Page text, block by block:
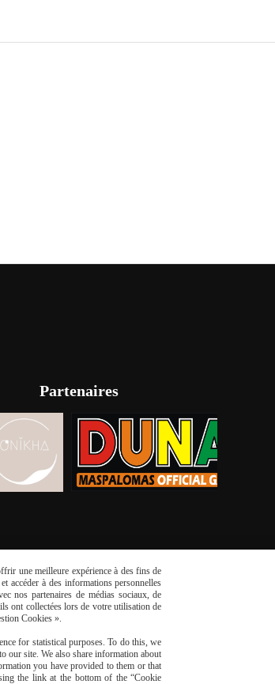
Partenaires
une meilleure expérience à des fins de
accéder à des informations personnelles
nos partenaires de médias sociaux, de
ont collectées lors de votre utilisation de
Cookies ».
for statistical purposes. To do this, we
our site. We also share information about
you have provided to them or that
the link at the bottom of the “Cookie